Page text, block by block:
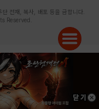
전재, 복사, 배포 등을 금합니다.
Reserved.